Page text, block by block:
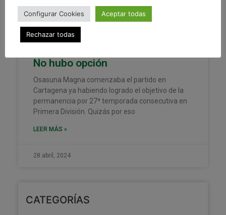
No hubo opción
Osasuna Magna comenzaba el partido en
Cartagena ya habiendo logrado el objetivo de la
permanencia por 27ª temporada consecutiva en
Primera División. Quizás por eso
LEER MÁS »
28 abril, 2024
CATEGORÍAS
Configurar Cookies Aceptar todas
Rechazar todas